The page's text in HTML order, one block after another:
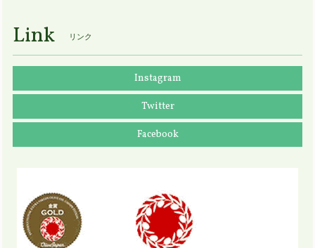
Link リンク
Instagram
Twitter
Facebook